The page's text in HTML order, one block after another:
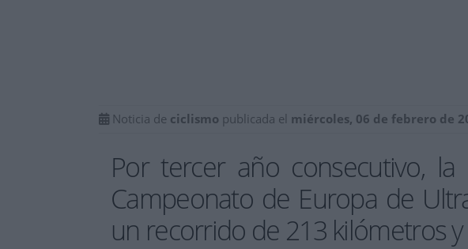
Noticia de ciclismo publicada el miércoles, 06 de febrero de
Por tercer año consecutivo,
Campeonato de Europa de
un recorrido de 213 kilómetros